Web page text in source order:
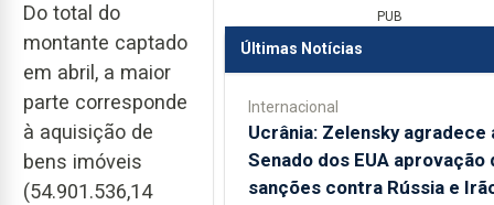
Do total do
montante captado
em abril, a maior
parte corresponde
à aquisição de
bens imóveis
(54.901.536,14
PUB
Últimas Notícias
Internacional
Ucrânia: Zelensky agradece
Senado dos EUA aprovação
sanções contra Rússia e